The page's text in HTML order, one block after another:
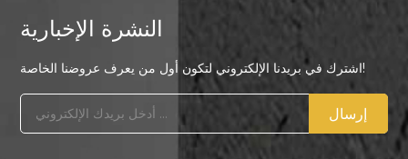
النشرة الإخبارية
اشترك في بريدنا الإلكتروني لتكون أول من يعرف عروضنا الخاصة!
إرسال